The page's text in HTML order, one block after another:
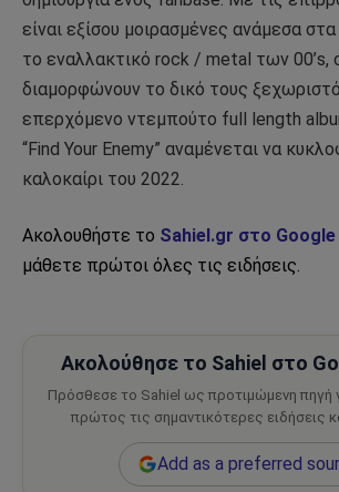
είναι εξίσου μοιρασμένες ανάμεσα
το εναλλακτικό rock / metal των 00’s,
διαμορφώνουν το δικό τους
επερχόμενο ντεμπούτο full length
“Find Your Enemy” αναμένεται να
καλοκαίρι του 2022.
Ακολουθήστε το Sahiel.gr στο Google
μάθετε πρώτοι όλες τις ειδήσεις.
Ακολούθησε το Sahiel στο
Πρόσθεσε το Sahiel ως προτιμώμενη πηγή
πρώτος τις σημαντικότερες ειδήσεις
Add as a preferred